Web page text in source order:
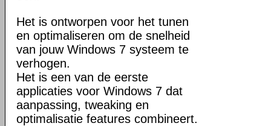
Het is ontworpen voor het tunen
en optimaliseren om de snelheid
van jouw Windows 7 systeem te
verhogen.
Het is een van de eerste
applicaties voor Windows 7 dat
aanpassing, tweaking en
optimalisatie features combineert.